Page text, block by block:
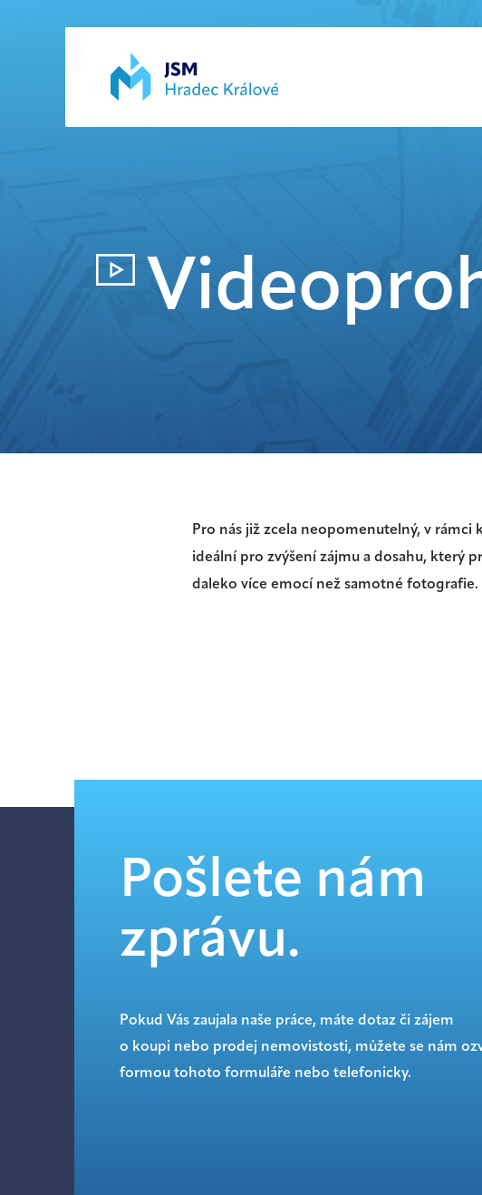
Pro nás již zcela neopomenutelný, v
ideální pro zvýšení zájmu a dosahu, který
daleko více emocí než samotné fotografie.
Pošlete nám
zprávu.
Pokud Vás zaujala naše práce, máte dotaz či zájem
o koupi nebo prodej nemovistosti, můžete se nám
formou tohoto formuláře nebo telefonicky.